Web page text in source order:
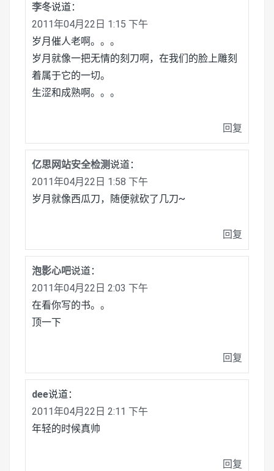
李冬说道：
2011年04月22日 1:15 下午
岁月催人老啊。。。
岁月就像一把无情的刻刀啊，在我们的脸上雕刻
着属于它的一切。
生涩和成熟啊。。。
回复
亿思网站安全检测说道：
2011年04月22日 1:58 下午
岁月就像西瓜刀，随便就砍了几刀~
回复
泡影心吧说道：
2011年04月22日 2:03 下午
在看你写的书。。
顶一下
回复
dee说道：
2011年04月22日 2:11 下午
年轻的时候真帅
回复